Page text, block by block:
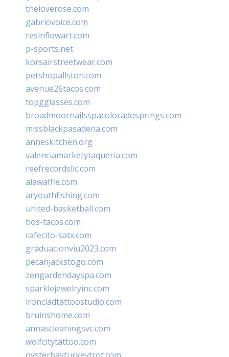
theloverose.com
gabriovoice.com
resinflowart.com
p-sports.net
korsairstreetwear.com
petshopallston.com
avenue26tacos.com
topgglasses.com
broadmoornailsspacoloradosprings.com
missblackpasadena.com
anneskitchen.org
valenciamarketytaqueria.com
reefrecordsllc.com
alawaffle.com
aryouthfishing.com
united-basketball.com
tios-tacos.com
cafecito-satx.com
graduacionviu2023.com
pecanjackstogo.com
zengardendayspa.com
sparklejewelryinc.com
ironcladtattoostudio.com
bruinshome.com
annascleaningsvc.com
wolfcitytattoo.com